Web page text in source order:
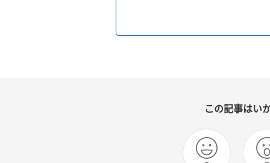
この記事はい